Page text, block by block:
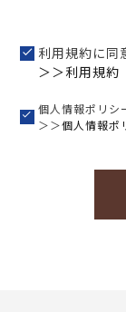
利用規約に同
＞＞利用規約
個人情報ポリシ
＞＞個人情報ポ